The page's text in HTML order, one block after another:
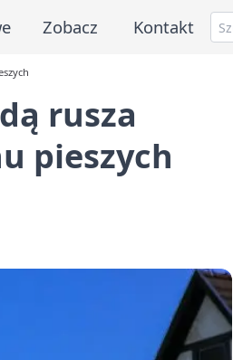
Zobacz Kontakt
rusza
pieszych